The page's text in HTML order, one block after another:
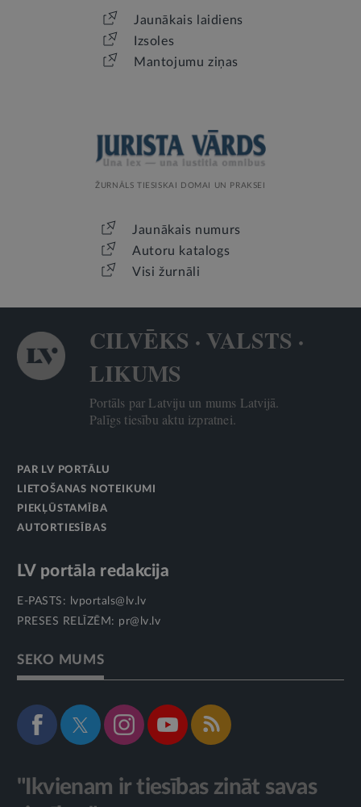
Jaunākais laidiens
Izsoles
Mantojumu ziņas
ŽURNĀLS TIESISKAI DOMAI UN PRAKSEI
Jaunākais numurs
Autoru katalogs
Visi žurnāli
CILVĒKS · VALSTS ·
LIKUMS
Portāls par Latviju un mums Latvijā.
Palīgs tiesību aktu izpratnei.
PAR LV PORTĀLU
LIETOŠANAS NOTEIKUMI
PIEKĻŪSTAMĪBA
AUTORTIESĪBAS
LV portāla redakcija
E-PASTS:
lvportals@lv.lv
PRESES RELĪZĒM: pr@lv.lv
SEKO MUMS
"Ikvienam ir tiesības zināt savas